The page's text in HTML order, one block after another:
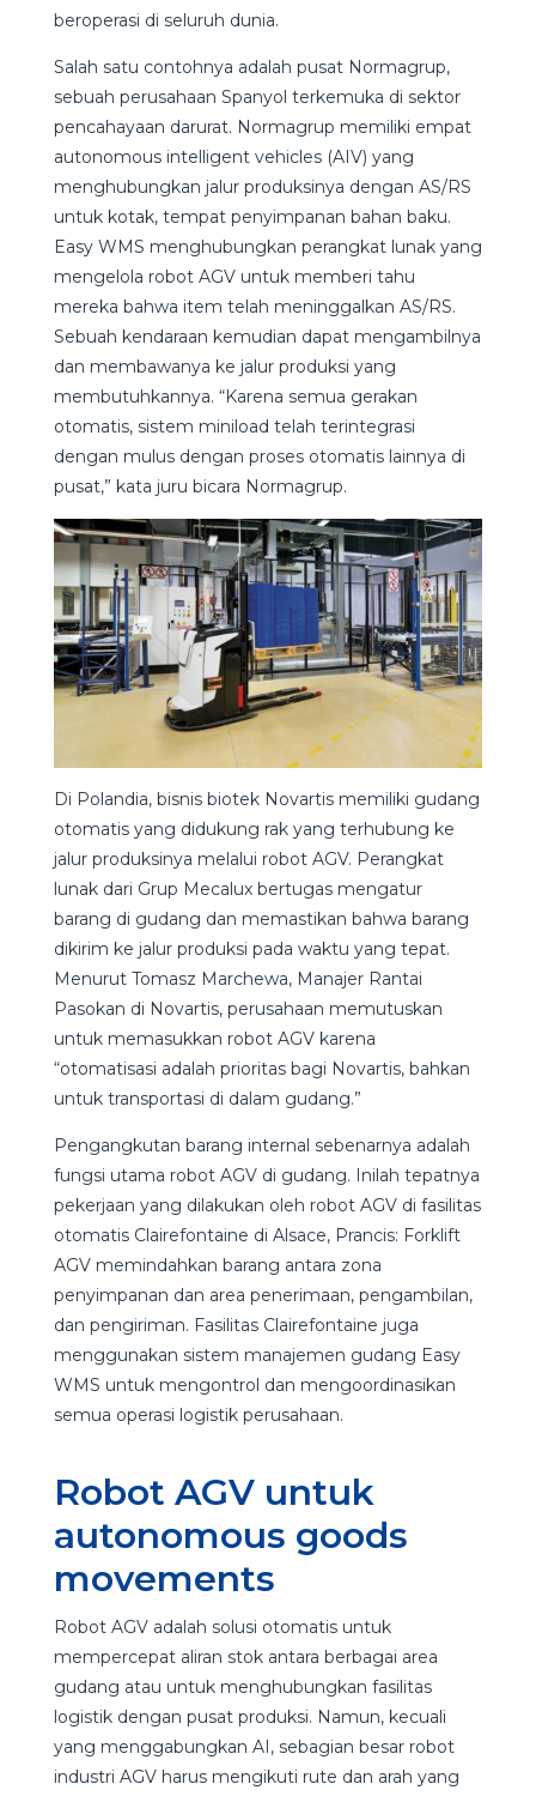
beroperasi di seluruh dunia.
Salah satu contohnya adalah pusat Normagrup,
sebuah perusahaan Spanyol terkemuka di sektor
pencahayaan darurat. Normagrup memiliki empat
autonomous intelligent vehicles (AIV) yang
menghubungkan jalur produksinya dengan AS/RS
untuk kotak, tempat penyimpanan bahan baku.
Easy WMS menghubungkan perangkat lunak yang
mengelola robot AGV untuk memberi tahu
mereka bahwa item telah meninggalkan AS/RS.
Sebuah kendaraan kemudian dapat mengambilnya
dan membawanya ke jalur produksi yang
membutuhkannya. “Karena semua gerakan
otomatis, sistem miniload telah terintegrasi
dengan mulus dengan proses otomatis lainnya di
pusat,” kata juru bicara Normagrup.
Di Polandia, bisnis biotek Novartis memiliki gudang
otomatis yang didukung rak yang terhubung ke
jalur produksinya melalui robot AGV. Perangkat
lunak dari Grup Mecalux bertugas mengatur
barang di gudang dan memastikan bahwa barang
dikirim ke jalur produksi pada waktu yang tepat.
Menurut Tomasz Marchewa, Manajer Rantai
Pasokan di Novartis, perusahaan memutuskan
untuk memasukkan robot AGV karena
“otomatisasi adalah prioritas bagi Novartis, bahkan
untuk transportasi di dalam gudang.”
Pengangkutan barang internal sebenarnya adalah
fungsi utama robot AGV di gudang. Inilah tepatnya
pekerjaan yang dilakukan oleh robot AGV di fasilitas
otomatis Clairefontaine di Alsace, Prancis: Forklift
AGV memindahkan barang antara zona
penyimpanan dan area penerimaan, pengambilan,
dan pengiriman. Fasilitas Clairefontaine juga
menggunakan sistem manajemen gudang Easy
WMS untuk mengontrol dan mengoordinasikan
semua operasi logistik perusahaan.
Robot AGV untuk
autonomous goods
movements
Robot AGV adalah solusi otomatis untuk
mempercepat aliran stok antara berbagai area
gudang atau untuk menghubungkan fasilitas
logistik dengan pusat produksi. Namun, kecuali
yang menggabungkan AI, sebagian besar robot
industri AGV harus mengikuti rute dan arah yang